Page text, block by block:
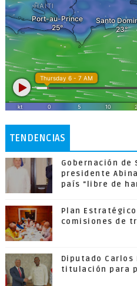
TENDENCIAS
Gobernación de
presidente
país "libre de
Plan
comisiones de
Diputado
titulación para